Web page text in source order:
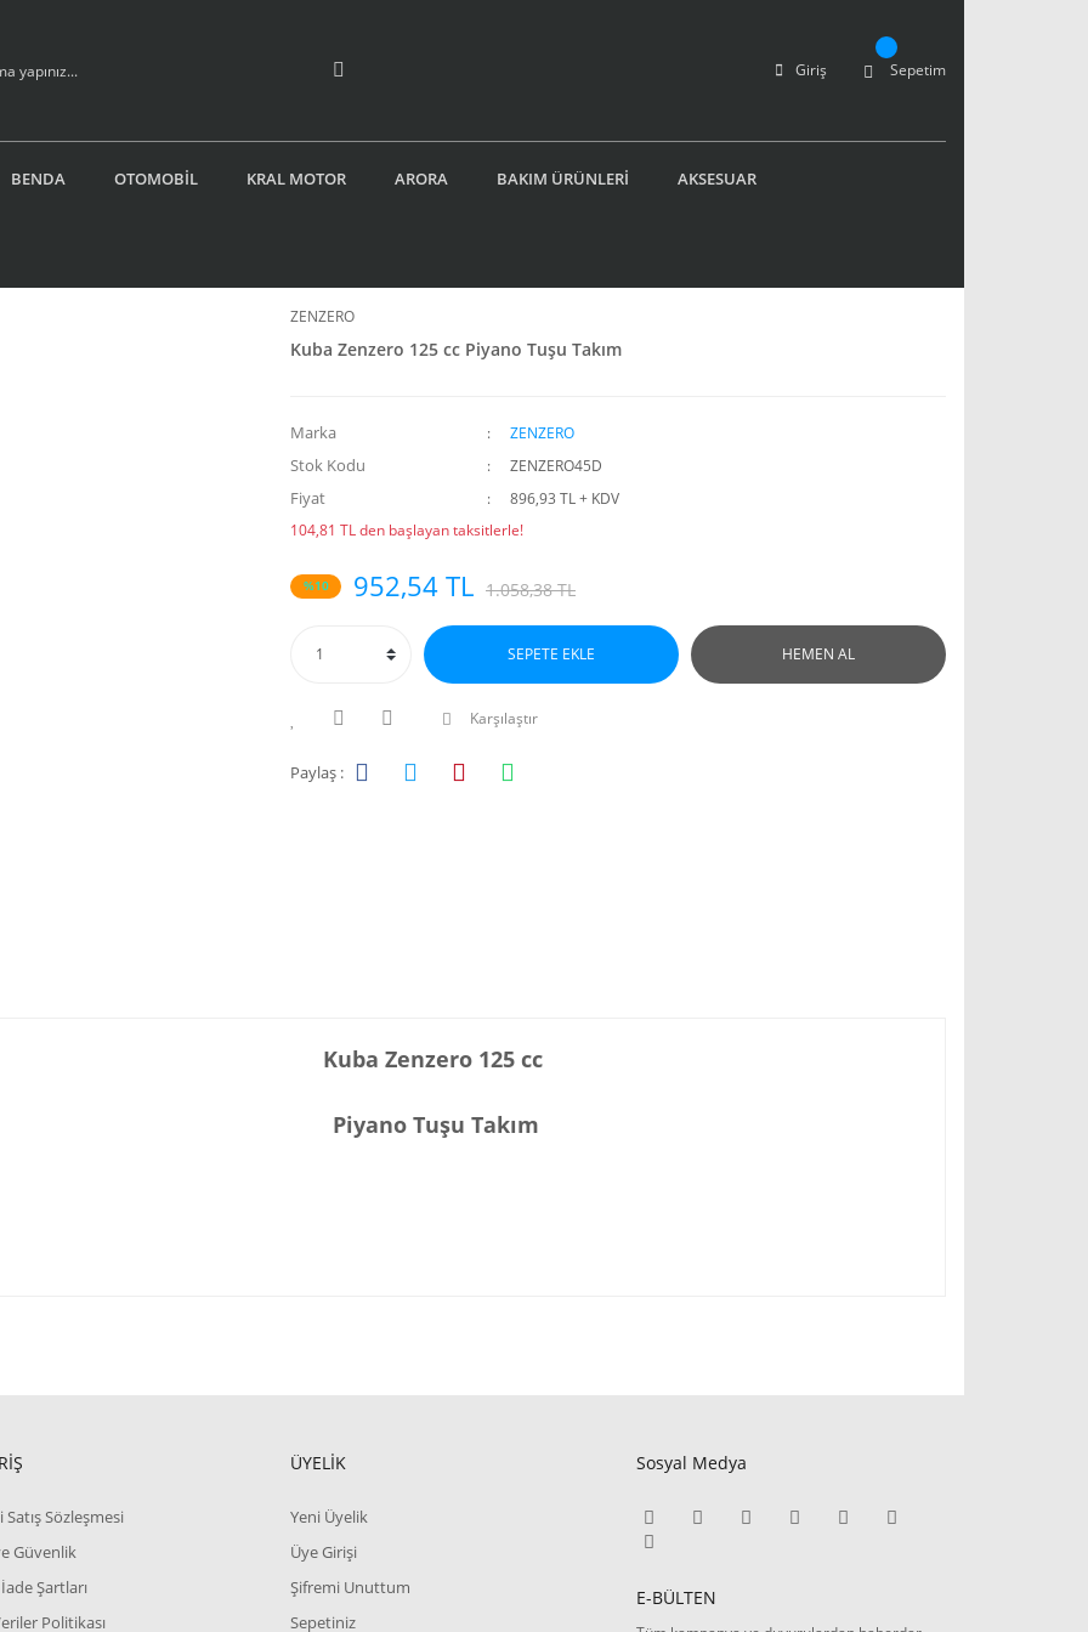
Giriş Sepetim
BENDA OTOMOBİL KRAL MOTOR ARORA BAKIM ÜRÜNLERİ AKSESUAR
ZENZERO
Kuba Zenzero 125 cc Piyano Tuşu Takım
Marka ZENZERO
Stok Kodu ZENZERO45D
Fiyat
896,93 TL + KDV
104,81 TL den başlayan taksitlerle!
%10 952,54 TL 1.058,38 TL
SEPETE EKLE HEMEN AL
Karşılaştır
Paylaş :
Kuba Zenzero 125 cc
Piyano Tuşu Takım
Satış Sözleşmesi
Güvenlik
Şartları
Politikası
ÜYELİK
Yeni Üyelik
Üye Girişi
Şifremi Unuttum
Sepetiniz
Sosyal Medya
E-BÜLTEN